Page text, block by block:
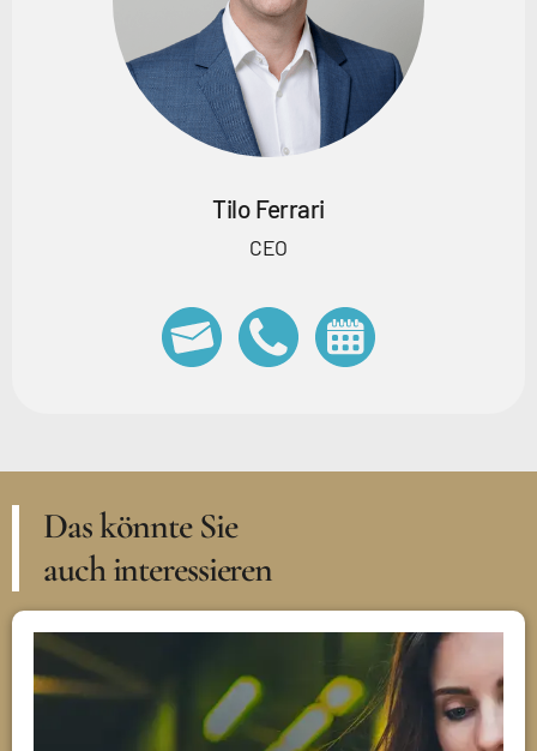
Tilo Ferrari
CEO
Das könnte Sie
auch interessieren